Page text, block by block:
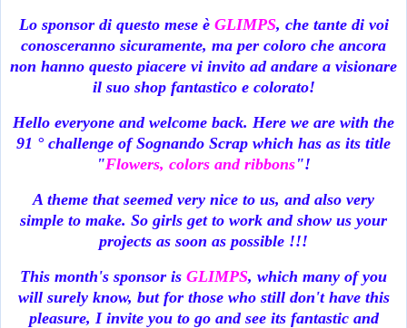
Lo sponsor di questo mese è GLIMPS, che tante di voi
conosceranno sicuramente, ma per coloro che ancora
non hanno questo piacere vi invito ad andare a visionare
il suo shop fantastico e colorato!
Hello everyone and welcome back. Here we are with the
91 ° challenge of Sognando Scrap which has as its title
"Flowers, colors and ribbons"!
A theme that seemed very nice to us, and also very
simple to make. So girls get to work and show us your
projects as soon as possible !!!
This month's sponsor is GLIMPS, which many of you
will surely know, but for those who still don't have this
pleasure, I invite you to go and see its fantastic and